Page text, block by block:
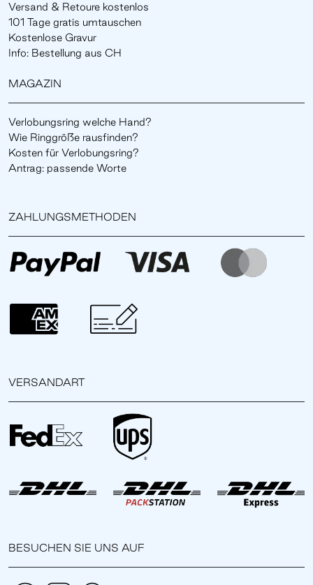
Versand & Retoure kostenlos
101 Tage gratis umtauschen
Kostenlose Gravur
Info: Bestellung aus CH
MAGAZIN
Verlobungsring welche Hand?
Wie Ringgröße rausfinden?
Kosten für Verlobungsring?
Antrag: passende Worte
ZAHLUNGSMETHODEN
VERSANDART
BESUCHEN SIE UNS AUF